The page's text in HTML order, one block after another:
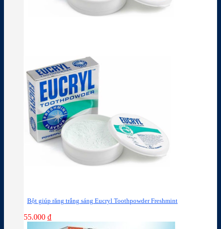
Bột giúp răng trắng sáng Eucryl Toothpowder Freshmint
55.000 ₫